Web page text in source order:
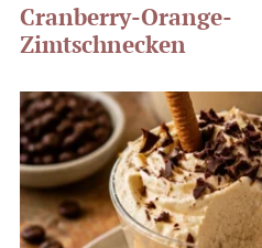
Cranberry-Orange-
Zimtschnecken